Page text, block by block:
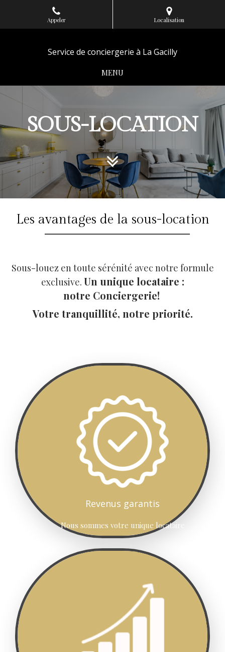
Appeler Localisation
Service de conciergerie à La Gacilly
MENU
SOUS-LOCATION
Les avantages de la sous-location
Sous-louez en toute sérénité avec notre formule
exclusive. Un unique locataire :
notre Conciergerie!
Votre tranquillité, notre priorité.
Revenus garantis
Nous sommes votre unique locataire